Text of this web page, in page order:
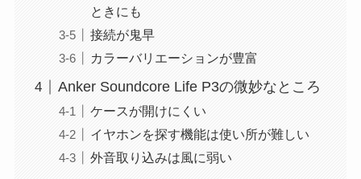
ときにも
接続が鬼早
カラーバリエーションが豊富
Anker Soundcore Life P3の微妙なところ
ケースが開けにくい
イヤホンを探す機能は使い所が難しい
外音取り込みは風に弱い